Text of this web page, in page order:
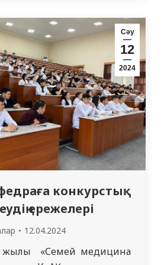
назарына
асқазан (пилорус)
елі ішек пилорасын
жұқпалы ауру екенін
қоздырғышы…
Сәу
12
2024
конкурстық
ережелері
12.04.2024
жылы «Семей медицина